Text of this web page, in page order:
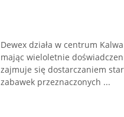
Dewex działa w centrum
mając wieloletnie
zajmuje się dostarczaniem
zabawek przeznaczonych ...